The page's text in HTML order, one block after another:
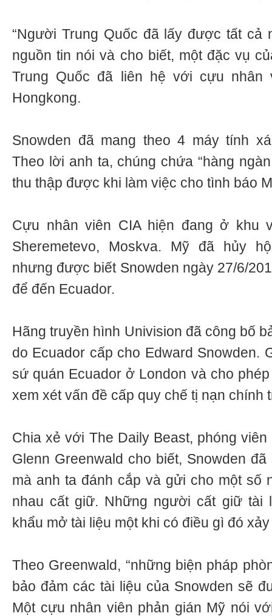
“Người Trung Quốc đã lấy được tất cả
nguồn tin nói và cho biết, một đặc vụ
Trung Quốc đã liên hệ với cựu
Hongkong.
Snowden đã mang theo 4 máy tính
Theo lời anh ta, chúng chứa “hàng
thu thập được khi làm việc cho tình báo
Cựu nhân viên CIA hiện đang ở khu
Sheremetevo, Moskva. Mỹ đã hủy
nhưng được biết Snowden ngày 27/6/
để đến Ecuador.
Hãng truyền hình Univision đã công bố
do Ecuador cấp cho Edward Snowden.
sứ quán Ecuador ở London và cho
xem xét vấn đề cấp quy chế tị nạn chính
Chia xẻ với The Daily Beast, phóng
Glenn Greenwald cho biết, Snowden
mà anh ta đánh cắp và gửi cho một
nhau cất giữ. Những người cất giữ tài
khẩu mở tài liệu một khi có điều gì đó
Theo Greenwald, “những biện pháp
bảo đảm các tài liệu của Snowden sẽ
Một cựu nhân viên phản gián Mỹ nói